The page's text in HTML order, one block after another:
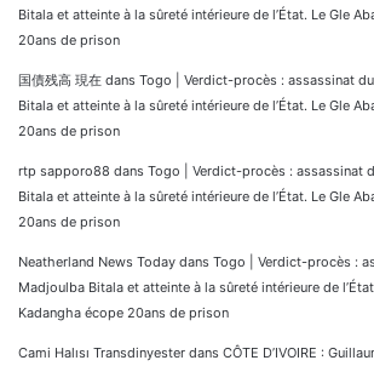
Bitala et atteinte à la sûreté intérieure de l’État. Le Gle
20ans de prison
国債残高 現在 dans Togo | Verdict-procès : assassinat
Bitala et atteinte à la sûreté intérieure de l’État. Le Gle
20ans de prison
rtp sapporo88 dans Togo | Verdict-procès : assassinat
Bitala et atteinte à la sûreté intérieure de l’État. Le Gle
20ans de prison
Neatherland News Today dans Togo | Verdict-procès :
Madjoulba Bitala et atteinte à la sûreté intérieure de
Kadangha écope 20ans de prison
Cami Halısı Transdinyester dans CÔTE D’IVOIRE :